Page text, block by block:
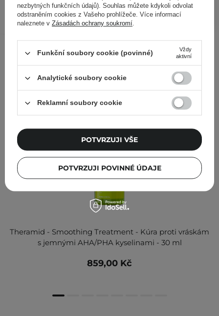
PŘIDAT DO KOŠÍKU
Ostatní zákazníci si prohlédli
Theramid - Smoothing Treatment - Kúra proti vráskám
s jemnými AHA/PHA kyselinami - 30 ml
859,00 Kč
nezbytných funkčních údajů). Souhlas můžete kdykoli odvolat
odstraněním cookies z Vašeho prohlížeče. Více informací
naleznete v Zásadách ochrany soukromí.
Funkční soubory cookie (povinné)
Vždy
aktivní
Analytické soubory cookie
Reklamní soubory cookie
POTVRZUJI POVINNÉ ÚDAJE
POTVRZUJI VŠE